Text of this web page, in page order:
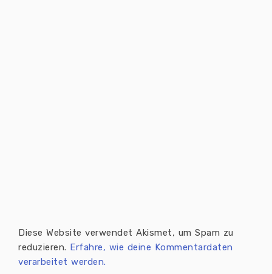
Diese Website verwendet Akismet, um Spam zu
reduzieren. Erfahre, wie deine Kommentardaten
verarbeitet werden.